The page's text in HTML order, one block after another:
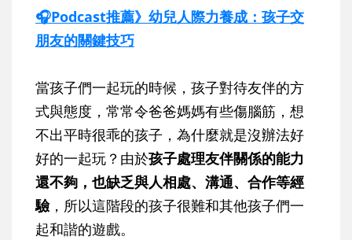
🎧Podcast推薦》幼兒人際力養成：孩子交
朋友的關鍵技巧
當孩子們一起玩的時候，孩子對待友伴的方
式與態度，常常令爸爸媽媽有些傷腦筋，想
不出平時很乖的孩子，為什麼就是沒辦法好
好的一起玩？由於孩子處理友伴關係的能力
還不夠，也缺乏與人相處、溝通、合作等經
驗，所以這階段的孩子很難和其他孩子們一
起和諧的遊戲。